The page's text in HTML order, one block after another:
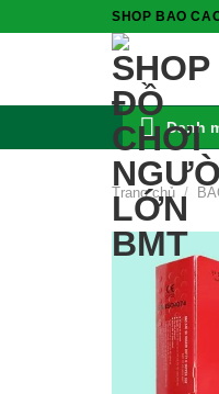
SHOP BAO
Danh
Trang chủ /